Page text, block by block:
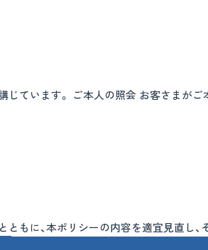
ています。 ご本人の照会 お客さまが
もに、本ポリシーの内容を適宜見直し、